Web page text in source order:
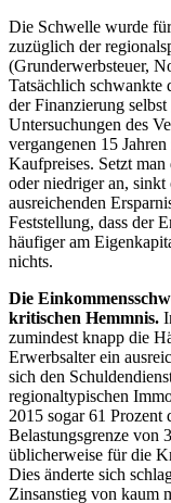
Die Schwelle wurde
zuzüglich der
(Grunderwerbsteuer,
Tatsächlich schwankte
der Finanzierung
Untersuchungen des
vergangenen 15
Kaufpreises. Setzt
oder niedriger an,
ausreichenden
Feststellung, dass der
häufiger am
nichts.
Die
kritischen Hemmnis.
zumindest knapp die
Erwerbsalter ein
sich den
regionaltypischen
2015 sogar 61 Prozent
Belastungsgrenze von
üblicherweise für die
Dies änderte sich
Zinsanstieg von kaum